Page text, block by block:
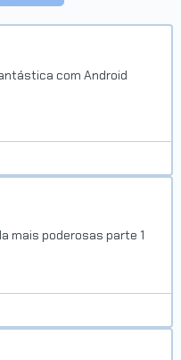
com Android
mais poderosas parte 1